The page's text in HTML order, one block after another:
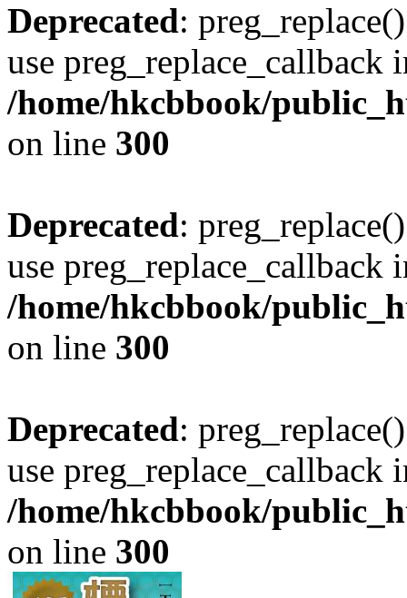
Deprecated:
use preg_replace_callback
/home/hkcbbook/
on line 300
Deprecated:
use preg_replace_callback
/home/hkcbbook/
on line 300
Deprecated:
use preg_replace_callback
/home/hkcbbook/
on line 300